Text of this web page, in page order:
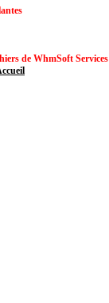
de WhmSoft Services